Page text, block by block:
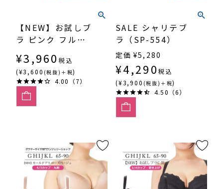
【NEW】お試しブ
ラ ピンク フルカ
¥3,960 税込
(¥3,600 (税抜)＋税)
4.00（7）
SALE シャリテブ
ラ（SP-554）
定価 ¥5,280
¥4,290 税込
(¥3,900 (税抜)＋税)
4.50（6）